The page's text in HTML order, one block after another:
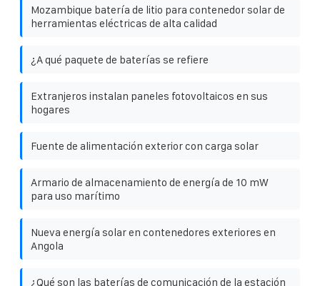
Mozambique batería de litio para contenedor solar de
herramientas eléctricas de alta calidad
¿A qué paquete de baterías se refiere
Extranjeros instalan paneles fotovoltaicos en sus
hogares
Fuente de alimentación exterior con carga solar
Armario de almacenamiento de energía de 10 mW
para uso marítimo
Nueva energía solar en contenedores exteriores en
Angola
¿Qué son las baterías de comunicación de la estación